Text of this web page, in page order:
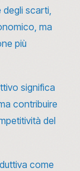
degli scarti,
ma
più
significa
contribuire
del
come